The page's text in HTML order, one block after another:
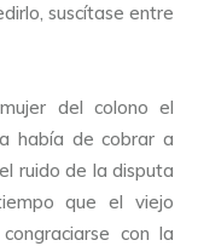
suscítase entre
del colono el
había de cobrar a
ruido de la disputa
que el viejo
con la